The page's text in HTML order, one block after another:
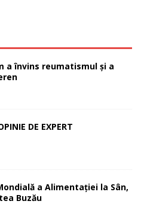
a învins reumatismul și a
DE EXPERT
a Alimentației la Sân,
Buzău